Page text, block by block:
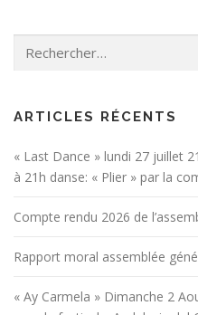
ARTICLES RÉCENTS
« Last Dance » lundi 27 juillet
à 21h danse: « Plier » par la
Compte rendu 2026 de
Rapport moral assemblée
« Ay Carmela » Dimanche 2